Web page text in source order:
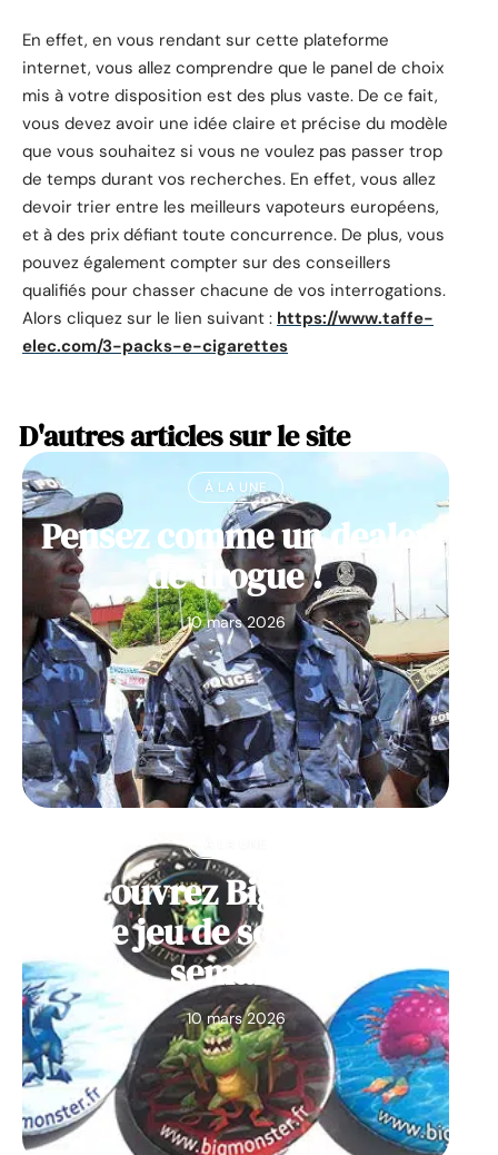
En effet, en vous rendant sur cette plateforme
internet, vous allez comprendre que le panel de choix
mis à votre disposition est des plus vaste. De ce fait,
vous devez avoir une idée claire et précise du modèle
que vous souhaitez si vous ne voulez pas passer trop
de temps durant vos recherches. En effet, vous allez
devoir trier entre les meilleurs vapoteurs européens,
et à des prix défiant toute concurrence. De plus, vous
pouvez également compter sur des conseillers
qualifiés pour chasser chacune de vos interrogations.
Alors cliquez sur le lien suivant : https://www.taffe-
elec.com/3-packs-e-cigarettes
D'autres articles sur le site
À LA UNE
Pensez comme un dealer
de drogue !
10 mars 2026
Découvrez Big Monster,
notre jeu de société de la
semaine
10 mars 2026